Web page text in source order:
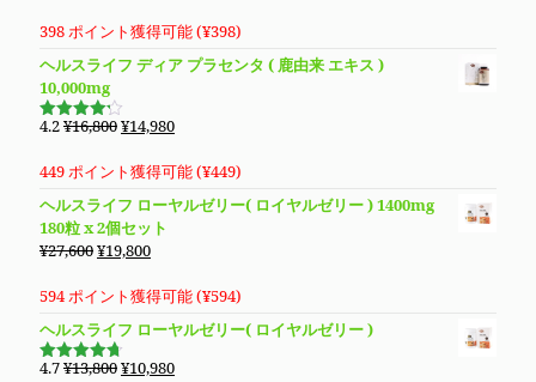
価
は
で
た。
の
格
¥13,280
す。
398 ポイント獲得可能 (¥398)
ヘルスライフ ディア プラセンタ ( 鹿由来 エキス )
10,000mg
5段階で
4.2¥16,800元
価
は
¥16,800
で
た。
¥14,980現
の
格
で
す。
449 ポイント獲得可能 (¥449)
ヘルスライフ ローヤルゼリー( ロイヤルゼリー ) 1400mg
180粒 x 2個セット
¥27,600元
価
は
¥27,600
¥19,800現
の
は
594 ポイント獲得可能 (¥594)
ヘルスライフ ローヤルゼリー( ロイヤルゼリー )
5段階で
4.7¥13,800元
¥10,980現